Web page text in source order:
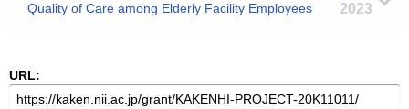
Quality of Care among Elderly Facility Employees
2023
URL: